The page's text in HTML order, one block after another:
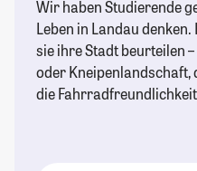
Wir haben Studierende
Leben in Landau
sie ihre Stadt beurteilen
oder
die